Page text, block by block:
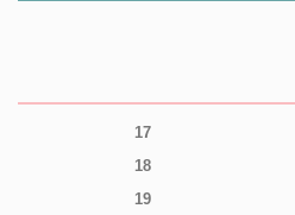
17
18
19